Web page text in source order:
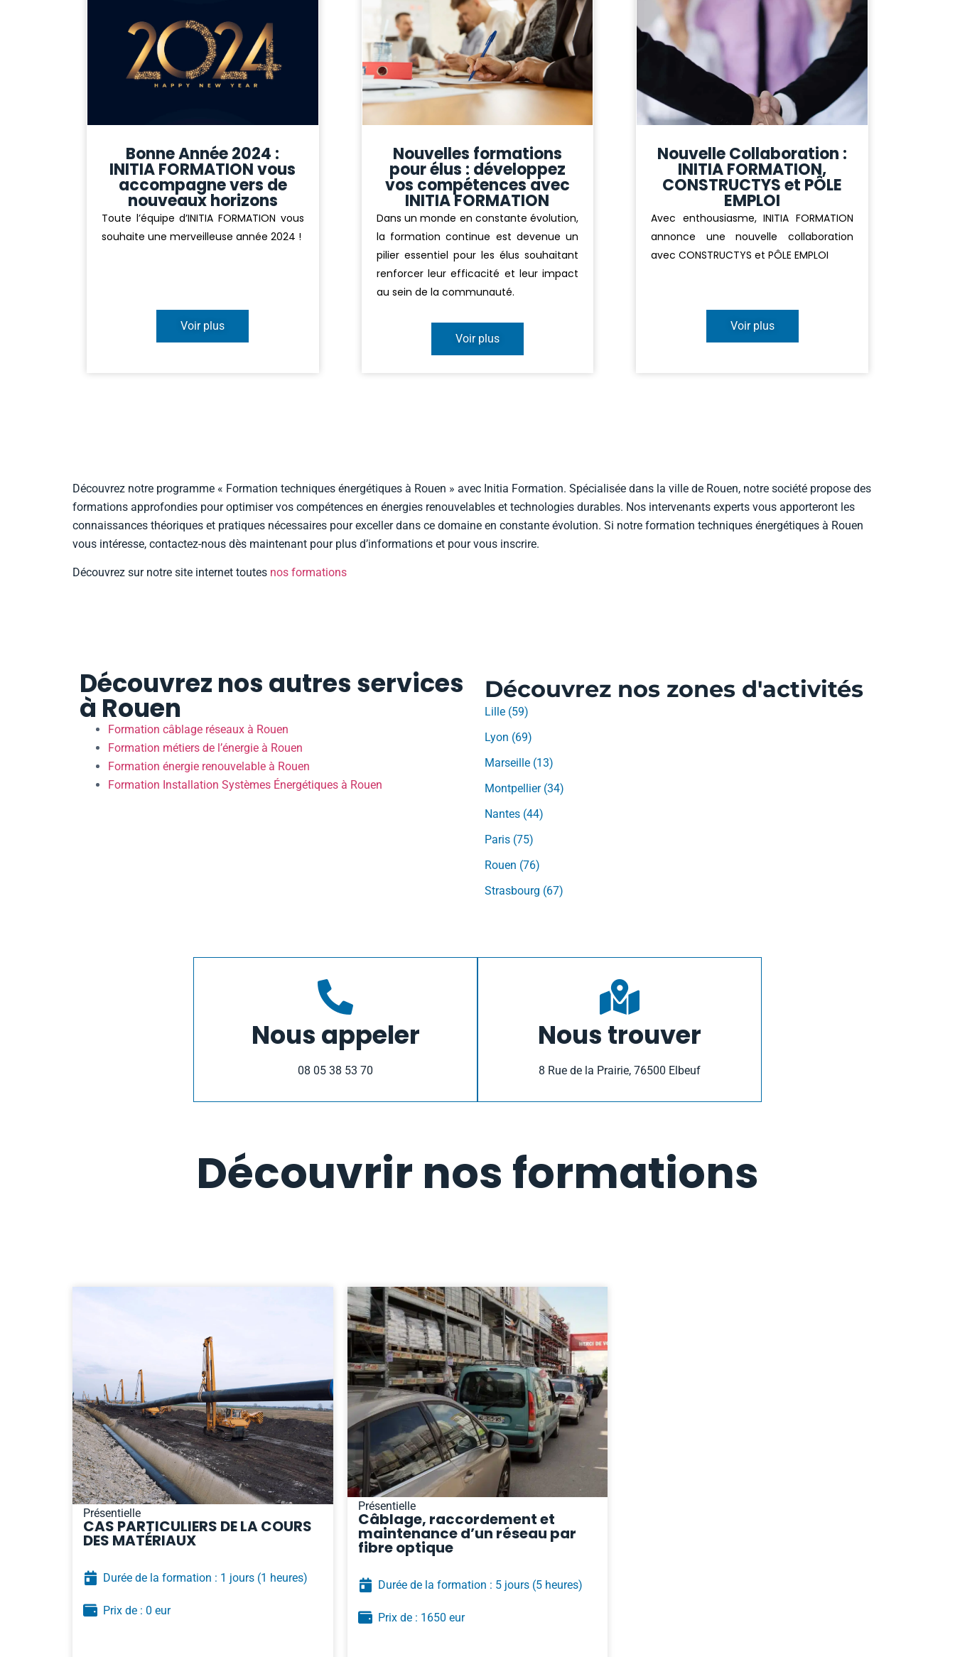
Bonne Année 2024 :
INITIA FORMATION vous
accompagne vers de
nouveaux horizons
Toute l’équipe d’INITIA FORMATION vous
souhaite une merveilleuse année 2024 !
Voir plus
Nouvelles formations
pour élus : développez
vos compétences avec
INITIA FORMATION
Dans un monde en constante évolution,
la formation continue est devenue un
pilier essentiel pour les élus souhaitant
renforcer leur efficacité et leur impact
au sein de la communauté.
Voir plus
Nouvelle Collaboration :
INITIA FORMATION,
CONSTRUCTYS et PÔLE
EMPLOI
Avec enthousiasme, INITIA FORMATION
annonce une nouvelle collaboration
avec CONSTRUCTYS et PÔLE EMPLOI
Voir plus
Découvrez notre programme « Formation techniques énergétiques à Rouen » avec Initia Formation. Spécialisée dans la ville de Rouen, notre société propose des
formations approfondies pour optimiser vos compétences en énergies renouvelables et technologies durables. Nos intervenants experts vous apporteront les
connaissances théoriques et pratiques nécessaires pour exceller dans ce domaine en constante évolution. Si notre formation techniques énergétiques à Rouen
vous intéresse, contactez-nous dès maintenant pour plus d’informations et pour vous inscrire.
Découvrez sur notre site internet toutes nos formations
Découvrez nos autres services
à Rouen
Formation câblage réseaux à Rouen
Formation métiers de l’énergie à Rouen
Formation énergie renouvelable à Rouen
Formation Installation Systèmes Énergétiques à Rouen
Découvrez nos zones d'activités
Lille (59)
Lyon (69)
Marseille (13)
Montpellier (34)
Nantes (44)
Paris (75)
Rouen (76)
Strasbourg (67)
Nous appeler
08 05 38 53 70
Nous trouver
8 Rue de la Prairie, 76500 Elbeuf
Découvrir nos formations
Présentielle
CAS PARTICULIERS DE LA COURS
DES MATÉRIAUX
Durée de la formation : 1 jours
Prix de : 0 eur
(1 heures)
Présentielle
Câblage, raccordement et
maintenance d’un réseau par
fibre optique
Durée de la formation : 5 jours
Prix de : 1650 eur
(5 heures)